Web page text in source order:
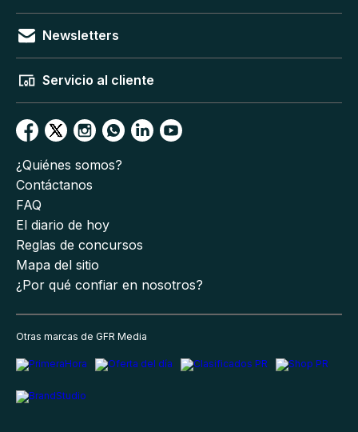
Newsletters
Servicio al cliente
¿Quiénes somos?
Contáctanos
FAQ
El diario de hoy
Reglas de concursos
Mapa del sitio
¿Por qué confiar en nosotros?
Otras marcas de GFR Media